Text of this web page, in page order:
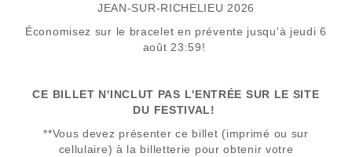
JEAN-SUR-RICHELIEU 2026
Économisez sur le bracelet en prévente jusqu'à jeudi 6
août 23:59!
CE BILLET N'INCLUT PAS L'ENTRÉE SUR LE SITE
DU FESTIVAL!
**Vous devez présenter ce billet (imprimé ou sur
cellulaire) à la billetterie pour obtenir votre